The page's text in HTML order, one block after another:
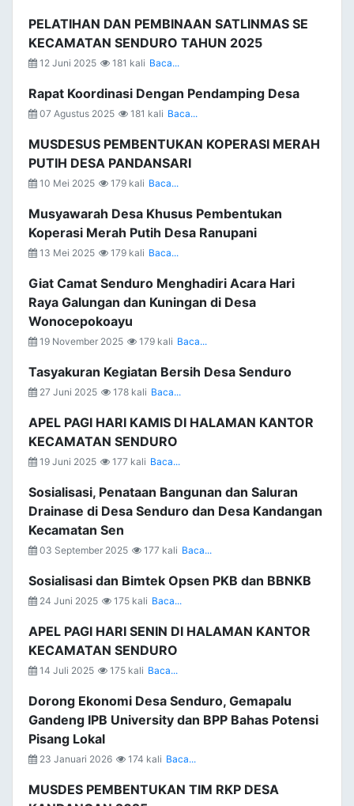
PELATIHAN DAN PEMBINAAN SATLINMAS SE
KECAMATAN SENDURO TAHUN 2025
12 Juni 2025 181 kali Baca...
Rapat Koordinasi Dengan Pendamping Desa
07 Agustus 2025 181 kali Baca...
MUSDESUS PEMBENTUKAN KOPERASI MERAH
PUTIH DESA PANDANSARI
10 Mei 2025 179 kali Baca...
Musyawarah Desa Khusus Pembentukan
Koperasi Merah Putih Desa Ranupani
13 Mei 2025 179 kali Baca...
Giat Camat Senduro Menghadiri Acara Hari
Raya Galungan dan Kuningan di Desa
Wonocepokoayu
19 November 2025 179 kali Baca...
Tasyakuran Kegiatan Bersih Desa Senduro
27 Juni 2025 178 kali Baca...
APEL PAGI HARI KAMIS DI HALAMAN KANTOR
KECAMATAN SENDURO
19 Juni 2025 177 kali Baca...
Sosialisasi, Penataan Bangunan dan Saluran
Drainase di Desa Senduro dan Desa Kandangan
Kecamatan Sen
03 September 2025 177 kali Baca...
Sosialisasi dan Bimtek Opsen PKB dan BBNKB
24 Juni 2025 175 kali Baca...
APEL PAGI HARI SENIN DI HALAMAN KANTOR
KECAMATAN SENDURO
14 Juli 2025 175 kali Baca...
Dorong Ekonomi Desa Senduro, Gemapalu
Gandeng IPB University dan BPP Bahas Potensi
Pisang Lokal
23 Januari 2026 174 kali Baca...
MUSDES PEMBENTUKAN TIM RKP DESA